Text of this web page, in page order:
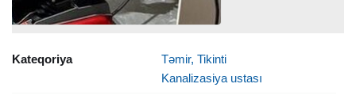
Kateqoriya
Təmir, Tikinti
Kanalizasiya ustası